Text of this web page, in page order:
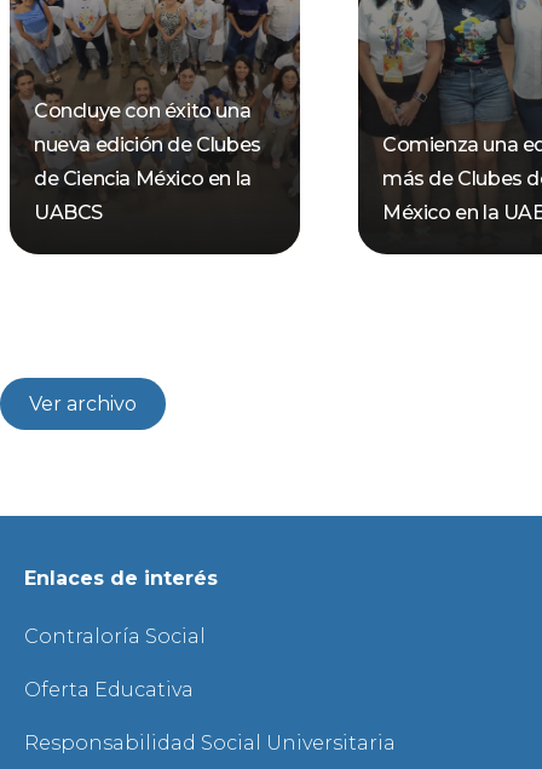
Concluye con éxito una
nueva edición de Clubes
de Ciencia México en la
UABCS
Comienza una
más de Clubes
México en la
Ver archivo
Enlaces de interés
Contraloría Social
Oferta Educativa
Responsabilidad Social Universitaria